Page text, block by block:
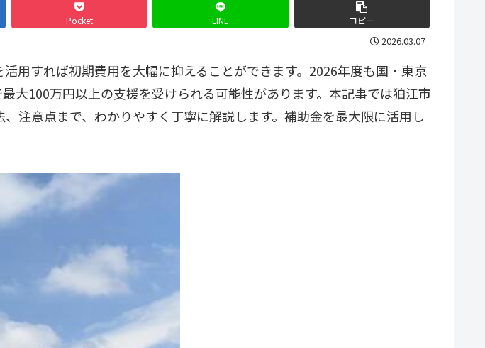
Pocket LINE コピー
2026.03.07
用すれば初期費用を大幅に抑えることができます。2026年度も国・東京
大100万円以上の支援を受けられる可能性があります。本記事では狛江市
注意点まで、わかりやすく丁寧に解説します。補助金を最大限に活用し